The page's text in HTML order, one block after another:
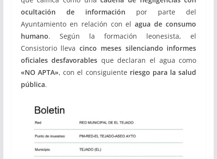
ocultación de información por parte del
Ayuntamiento en relación con elagua de consumo
humano. Según la formación leonesista, el
Consistorio llevacinco meses silenciando informes
oficiales desfavorables que declaran el agua como
«NO APTA», con el consiguiente riesgo para la salud
pública.